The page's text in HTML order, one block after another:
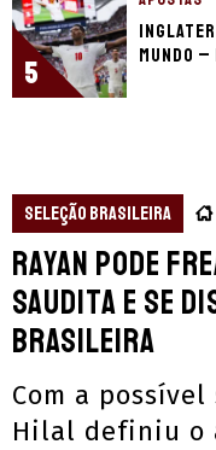
5
Mundo
SELEÇÃO BRASILEIRA
Rayan pode
Saudita e se
Brasileira
Com a
Hilal definiu o